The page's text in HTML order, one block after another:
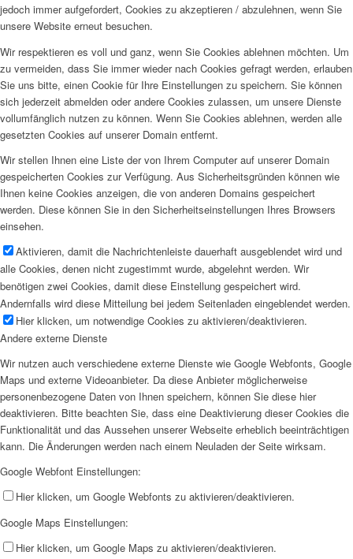
jedoch immer aufgefordert, Cookies zu akzeptieren / abzulehnen, wenn Sie
unsere Website erneut besuchen.
Wir respektieren es voll und ganz, wenn Sie Cookies ablehnen möchten. Um
zu vermeiden, dass Sie immer wieder nach Cookies gefragt werden, erlauben
Sie uns bitte, einen Cookie für Ihre Einstellungen zu speichern. Sie können
sich jederzeit abmelden oder andere Cookies zulassen, um unsere Dienste
vollumfänglich nutzen zu können. Wenn Sie Cookies ablehnen, werden alle
gesetzten Cookies auf unserer Domain entfernt.
Wir stellen Ihnen eine Liste der von Ihrem Computer auf unserer Domain
gespeicherten Cookies zur Verfügung. Aus Sicherheitsgründen können wie
Ihnen keine Cookies anzeigen, die von anderen Domains gespeichert
werden. Diese können Sie in den Sicherheitseinstellungen Ihres Browsers
einsehen.
Aktivieren, damit die Nachrichtenleiste dauerhaft ausgeblendet wird und
alle Cookies, denen nicht zugestimmt wurde, abgelehnt werden. Wir
benötigen zwei Cookies, damit diese Einstellung gespeichert wird.
Andernfalls wird diese Mitteilung bei jedem Seitenladen eingeblendet werden.
Hier klicken, um notwendige Cookies zu aktivieren/deaktivieren.
Andere externe Dienste
Wir nutzen auch verschiedene externe Dienste wie Google Webfonts, Google
Maps und externe Videoanbieter. Da diese Anbieter möglicherweise
personenbezogene Daten von Ihnen speichern, können Sie diese hier
deaktivieren. Bitte beachten Sie, dass eine Deaktivierung dieser Cookies die
Funktionalität und das Aussehen unserer Webseite erheblich beeinträchtigen
kann. Die Änderungen werden nach einem Neuladen der Seite wirksam.
Google Webfont Einstellungen:
Hier klicken, um Google Webfonts zu aktivieren/deaktivieren.
Google Maps Einstellungen:
Hier klicken, um Google Maps zu aktivieren/deaktivieren.